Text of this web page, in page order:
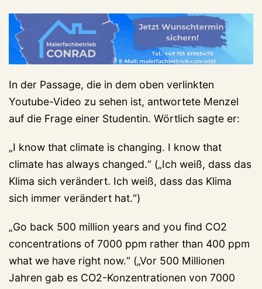
In der Passage, die in dem oben verlinkten
Youtube-Video zu sehen ist, antwortete Menzel
auf die Frage einer Studentin. Wörtlich sagte er:
„I know that climate is changing. I know that
climate has always changed.“ („Ich weiß, dass das
Klima sich verändert. Ich weiß, dass das Klima
sich immer verändert hat.“)
„Go back 500 million years and you find CO2
concentrations of 7000 ppm rather than 400 ppm
what we have right now.“ („Vor 500 Millionen
Jahren gab es CO2-Konzentrationen von 7000